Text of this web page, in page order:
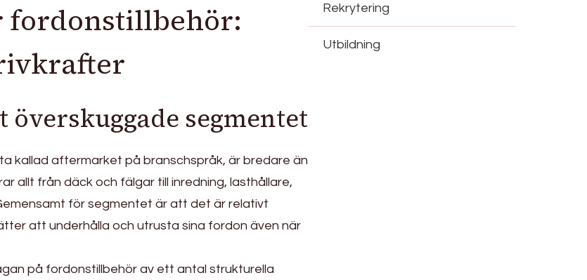
fordonstillbehör:
överskuggade segmentet
kallad aftermarket på branschspråk, är bredare än
allt från däck och fälgar till inredning, lasthållare,
för segmentet är att det är relativt
att underhålla och utrusta sina fordon även när
på fordonstillbehör av ett antal strukturella
Rekrytering
Utbildning